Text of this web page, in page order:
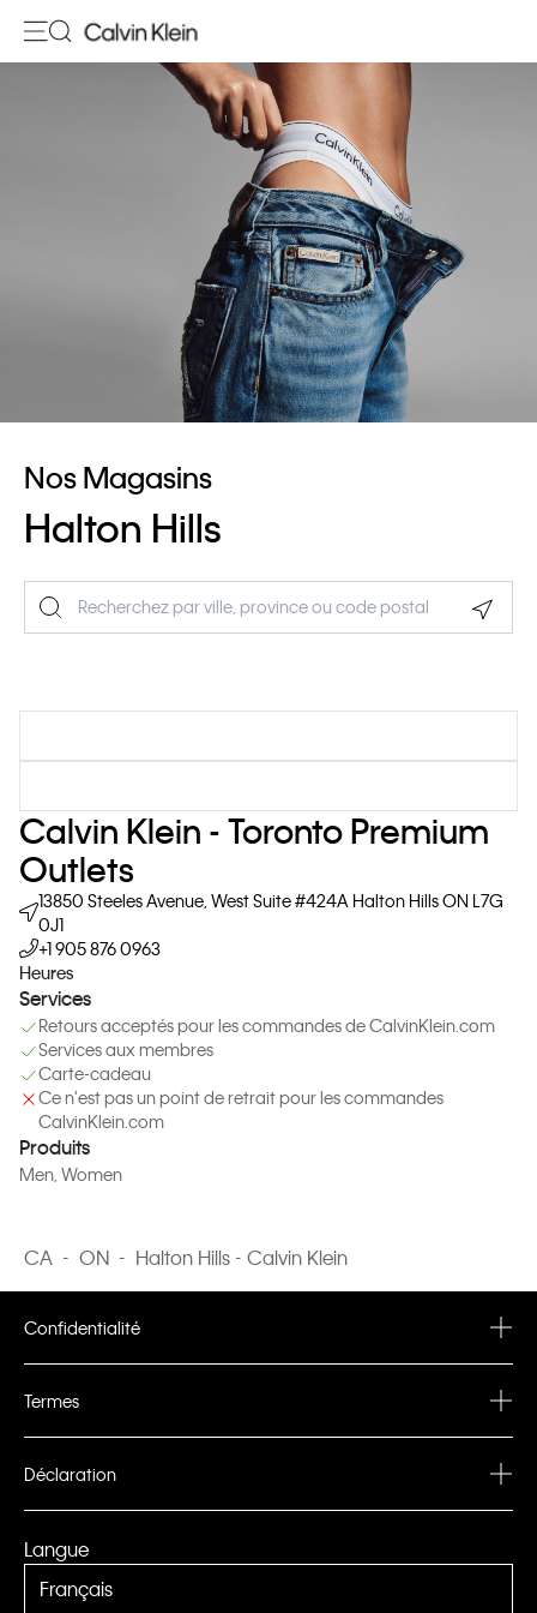
Nos Magasins
Halton Hills
Calvin Klein - Toronto Premium
Outlets
13850 Steeles Avenue, WestSuite #424A Halton HillsON L7G
0J1
+1 905 876 0963
Heures
Services
Retours acceptés pour les commandes de CalvinKlein.com
Services aux membres
Carte-cadeau
Ce n'est pas un point de retrait pour les commandes
CalvinKlein.com
Produits
Men , Women
CA - ON - Halton Hills - Calvin Klein
Confidentialité
Termes
Déclaration
Langue